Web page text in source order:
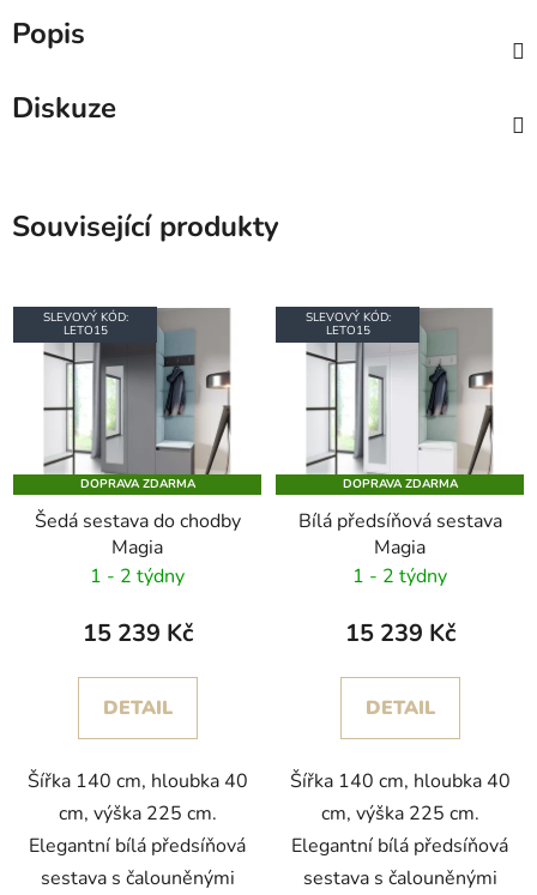
Popis
Diskuze
Související produkty
SLEVOVÝ KÓD:
LETO15
DOPRAVA ZDARMA
Šedá sestava do chodby
Magia
1 - 2 týdny
15 239 Kč
DETAIL
Šířka 140 cm, hloubka 40
cm, výška 225 cm.
Elegantní bílá předsíňová
sestava s čalouněnými
SLEVOVÝ KÓD:
LETO15
DOPRAVA ZDARMA
Bílá předsíňová sestava
Magia
1 - 2 týdny
15 239 Kč
DETAIL
Šířka 140 cm, hloubka 40
cm, výška 225 cm.
Elegantní bílá předsíňová
sestava s čalouněnými